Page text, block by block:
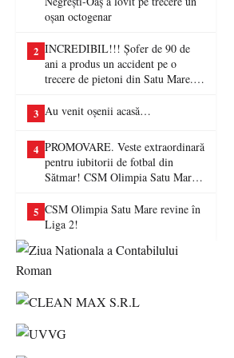
oșan octogenar
2 INCREDIBIL!!! Șofer de 90 de
ani a produs un accident pe o
trecere de pietoni din Satu Mare. O
3 Au venit oșenii acasă…
4 PROMOVARE. Veste extraordinară
pentru iubitorii de fotbal din
Sătmar! CSM Olimpia Satu Mare
5 CSM Olimpia Satu Mare revine în
Liga 2!